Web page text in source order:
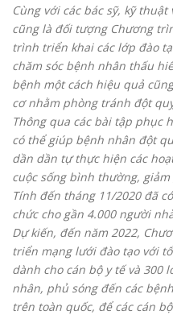
Cùng với các bác sỹ, kỹ
cũng là đối tượng Chương
trình triển khai các lớp đào
chăm sóc bệnh nhân thấu
bệnh một cách hiệu quả
cơ nhằm phòng tránh đột
Thông qua các bài tập phục
có thể giúp bệnh nhân đột
dần dần tự thực hiện các
cuộc sống bình thường,
Tính đến tháng 11/2020 đã
chức cho gần 4.000 người
Dự kiến, đến năm 2022,
triển mạng lưới đào tạo với
dành cho cán bộ y tế và 300
nhân, phủ sóng đến các
trên toàn quốc, để các cán